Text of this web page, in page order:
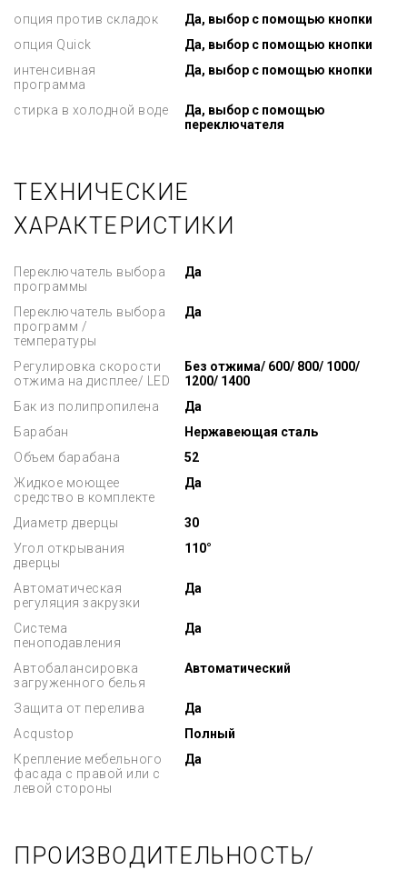
опция против складок
Да, выбор с помощью кнопки
опция Quick
Да, выбор с помощью кнопки
интенсивная
программа
Да, выбор с помощью кнопки
стирка в холодной воде
Да, выбор с помощью
переключателя
ТЕХНИЧЕСКИЕ
ХАРАКТЕРИСТИКИ
Переключатель выбора
программы
Да
Переключатель выбора
программ /
температуры
Да
Регулировка скорости
отжима на дисплее/ LED
Без отжима/ 600/ 800/ 1000/
1200/ 1400
Бак из полипропилена
Да
Барабан
Нержавеющая сталь
Объем барабана
52
Жидкое моющее
средство в комплекте
Да
Диаметр дверцы
30
Угол открывания
дверцы
110°
Автоматическая
регуляция закрузки
Да
Система
пеноподавления
Да
Автобалансировка
загруженного белья
Автоматический
Защита от перелива
Да
Acqustop
Полный
Крепление мебельного
фасада с правой или с
левой стороны
Да
ПРОИЗВОДИТЕЛЬНОСТЬ/